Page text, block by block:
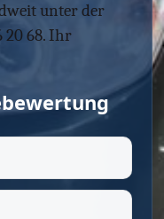
unter der
68. Ihr